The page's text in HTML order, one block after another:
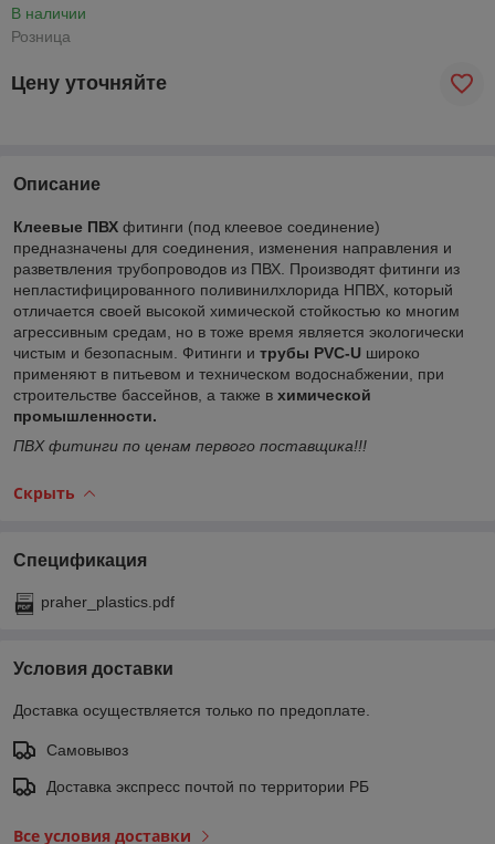
В наличии
Розница
Цену уточняйте
Описание
Клеевые ПВХ фитинги (под клеевое соединение)
предназначены для соединения, изменения направления и
разветвления трубопроводов из ПВХ. Производят фитинги из
непластифицированного поливинилхлорида НПВХ, который
отличается своей высокой химической стойкостью ко многим
агрессивным средам, но в тоже время является экологически
чистым и безопасным. Фитинги и трубы PVC-U широко
применяют в питьевом и техническом водоснабжении, при
строительстве бассейнов, а также в химической
промышленности.
ПВХ фитинги по ценам первого поставщика!!!
Скрыть
Спецификация
praher_plastics.pdf
Условия доставки
Доставка осуществляется только по предоплате.
Самовывоз
Доставка экспресс почтой по территории РБ
Все условия доставки